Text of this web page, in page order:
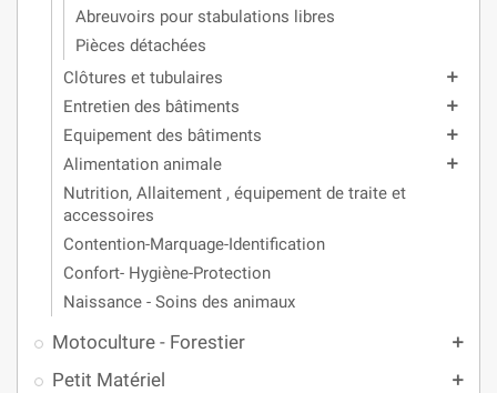
Abreuvoirs pour stabulations libres
Pièces détachées
Clôtures et tubulaires
add
Entretien des bâtiments add
Equipement des bâtiments add
Alimentation animale add
Nutrition, Allaitement , équipement de traite et
accessoires
Contention-Marquage-Identification
Confort- Hygiène-Protection
Naissance - Soins des animaux
Motoculture - Forestier add
Petit Matériel add